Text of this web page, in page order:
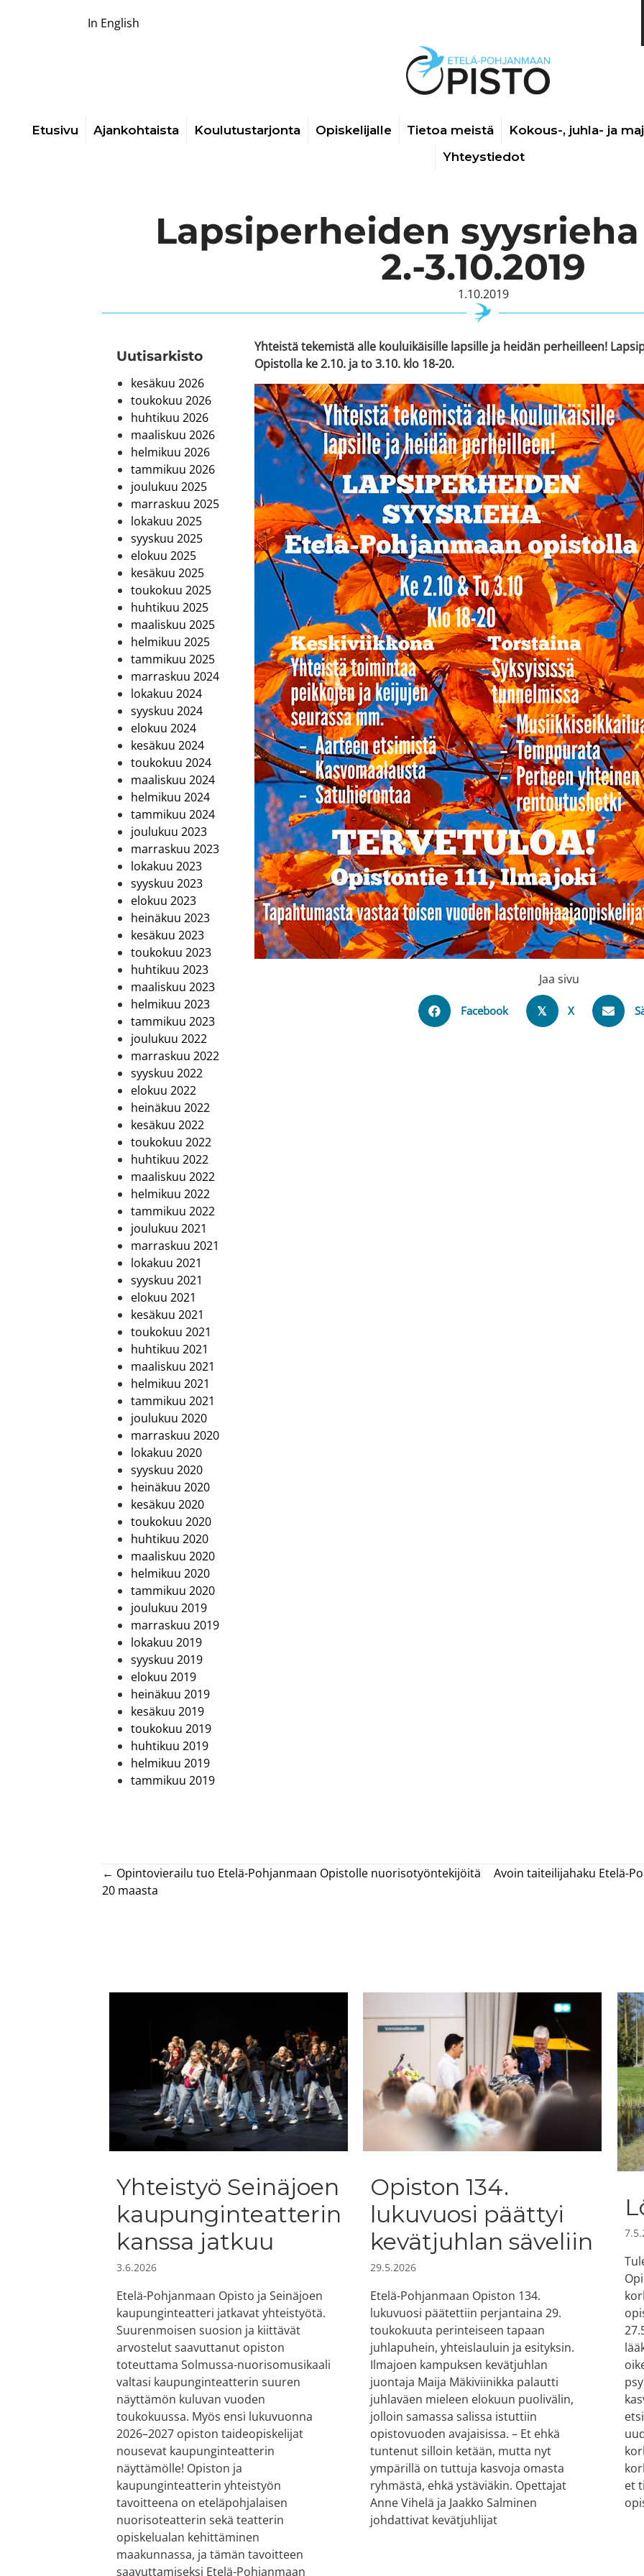
In English
Etusivu Ajankohtaista Koulutustarjonta Opiskelijalle Tietoa meistä Kokous-, juhla- ja
Yhteystiedot
Lapsiperheiden
2.-3.10.2019
1.10.2019
Uutis­arkisto
kesäkuu 2026
toukokuu 2026
huhtikuu 2026
maaliskuu 2026
helmikuu 2026
tammikuu 2026
joulukuu 2025
marraskuu 2025
lokakuu 2025
syyskuu 2025
elokuu 2025
kesäkuu 2025
toukokuu 2025
huhtikuu 2025
maaliskuu 2025
helmikuu 2025
tammikuu 2025
marraskuu 2024
lokakuu 2024
syyskuu 2024
elokuu 2024
kesäkuu 2024
toukokuu 2024
maaliskuu 2024
helmikuu 2024
tammikuu 2024
joulukuu 2023
marraskuu 2023
lokakuu 2023
syyskuu 2023
elokuu 2023
heinäkuu 2023
kesäkuu 2023
toukokuu 2023
huhtikuu 2023
maaliskuu 2023
helmikuu 2023
tammikuu 2023
joulukuu 2022
marraskuu 2022
syyskuu 2022
elokuu 2022
heinäkuu 2022
kesäkuu 2022
toukokuu 2022
huhtikuu 2022
maaliskuu 2022
helmikuu 2022
tammikuu 2022
joulukuu 2021
marraskuu 2021
lokakuu 2021
syyskuu 2021
elokuu 2021
kesäkuu 2021
toukokuu 2021
huhtikuu 2021
maaliskuu 2021
helmikuu 2021
tammikuu 2021
joulukuu 2020
marraskuu 2020
lokakuu 2020
syyskuu 2020
heinäkuu 2020
kesäkuu 2020
toukokuu 2020
huhtikuu 2020
maaliskuu 2020
helmikuu 2020
tammikuu 2020
joulukuu 2019
marraskuu 2019
lokakuu 2019
syyskuu 2019
elokuu 2019
heinäkuu 2019
kesäkuu 2019
toukokuu 2019
huhtikuu 2019
helmikuu 2019
tammikuu 2019
Yhteistä tekemistä alle kouluikäisille lapsille ja heidän perheilleen!
Opistolla ke 2.10. ja to 3.10. klo 18-20.
Jaa sivu
Facebook 𝕏 X
Posts
navigation
← Opintovierailu tuo Etelä-Pohjanmaan Opistolle nuorisotyöntekijöitä
20 maasta
Avoin taiteilijahaku Etelä-
Yhteistyö Seinäjoen
kaupunginteatterin
kanssa jatkuu
3.6.2026
Etelä-Pohjanmaan Opisto ja Seinäjoen
kaupunginteatteri jatkavat yhteistyötä.
Suurenmoisen suosion ja kiittävät
arvostelut saavuttanut opiston
toteuttama Solmussa-nuorisomusikaali
valtasi kaupunginteatterin suuren
näyttämön kuluvan vuoden
toukokuussa. Myös ensi lukuvuonna
2026–2027 opiston taideopiskelijat
nousevat kaupunginteatterin
näyttämölle! Opiston ja
kaupunginteatterin yhteistyön
tavoitteena on eteläpohjalaisen
nuorisoteatterin sekä teatterin
opiskelualan kehittäminen
maakunnassa, ja tämän tavoitteen
saavuttamiseksi Etelä-Pohjanmaan
Opiston 134.
lukuvuosi päättyi
kevätjuhlan säveliin
29.5.2026
Etelä-Pohjanmaan Opiston 134.
lukuvuosi päätettiin perjantaina 29.
toukokuuta perinteiseen tapaan
juhlapuhein, yhteislauluin ja esityksin.
Ilmajoen kampuksen kevätjuhlan
juontaja Maija Mäkiviinikka palautti
juhlaväen mieleen elokuun puolivälin,
jolloin samassa salissa istuttiin
opistovuoden avajaisissa. – Et ehkä
tuntenut silloin ketään, mutta nyt
ympärillä on tuttuja kasvoja omasta
ryhmästä, ehkä ystäviäkin. Opettajat
Anne Vihelä ja Jaakko Salminen
johdattivat kevätjuhlijat
et